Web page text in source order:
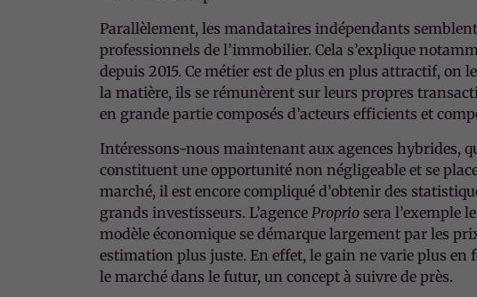
Parallèlement, les mandataires indépendants
professionnels de l’immobilier. Cela s’explique
depuis 2015. Ce métier est de plus en plus attractif, on
la matière, ils se rémunèrent sur leurs propres
en grande partie composés d’acteurs efficients et
Intéressons-nous maintenant aux agences hybrides,
constituent une opportunité non négligeable et se
marché, il est encore compliqué d’obtenir des
grands investisseurs. L’agence Proprio sera l’exemple
modèle économique se démarque largement par les
estimation plus juste. En effet, le gain ne varie plus
le marché dans le futur, un concept à suivre de près.